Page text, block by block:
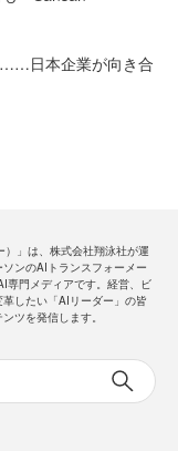
……日本企業が向き合
）」は、株式会社翔泳社が運
ンのAIトランスフォーメー
専門メディアです。経営、ビ
したい「AIリーダー」の皆
ツを発信します。